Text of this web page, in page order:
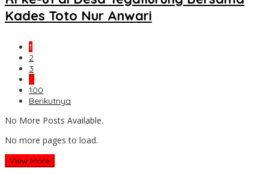
Kades Toto Nur Anwari
1
2
3
…
100
Berikutnya
No More Posts Available.
No more pages to load.
View More